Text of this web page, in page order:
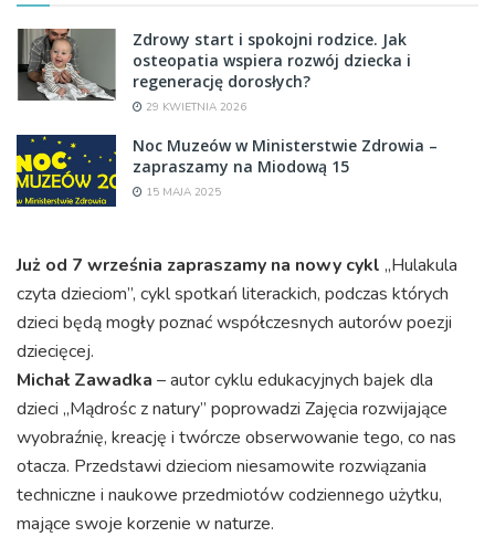
Zdrowy start i spokojni rodzice. Jak
osteopatia wspiera rozwój dziecka i
regenerację dorosłych?
29 KWIETNIA 2026
Noc Muzeów w Ministerstwie Zdrowia –
zapraszamy na Miodową 15
15 MAJA 2025
Już od 7 września zapraszamy na nowy cykl „Hulakula
czyta dzieciom”, cykl spotkań literackich, podczas których
dzieci będą mogły poznać współczesnych autorów poezji
dziecięcej.
Michał Zawadka – autor cyklu edukacyjnych bajek dla
dzieci „Mądrośc z natury” poprowadzi Zajęcia rozwijające
wyobraźnię, kreację i twórcze obserwowanie tego, co nas
otacza. Przedstawi dzieciom niesamowite rozwiązania
techniczne i naukowe przedmiotów codziennego użytku,
mające swoje korzenie w naturze.